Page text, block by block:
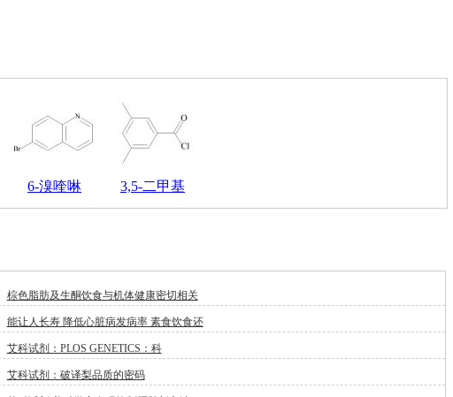
6-溴喹啉 3,5-二甲基
棕色脂肪及生酮饮食与机体健康密切相关
能让人长寿 降低心脏病发病率 素食饮食还
艾科试剂：PLOS GENETICS：科
艾科试剂：破译梨品质的密码